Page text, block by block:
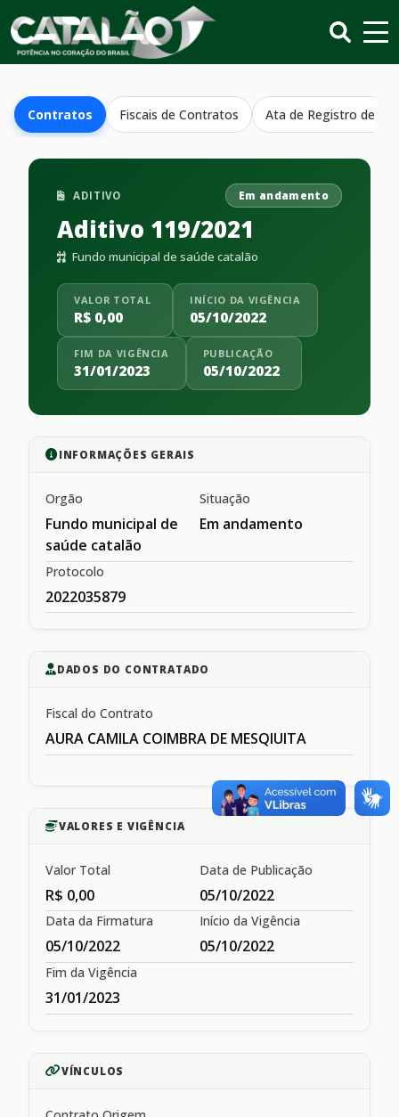
Contratos Fiscais de Contratos Ata de Registro de
ADITIVO Em andamento
Aditivo 119/2021
Fundo municipal de saúde catalão
VALOR TOTAL
R$ 0,00
INÍCIO DA VIGÊNCIA
05/10/2022
FIM DA VIGÊNCIA
31/01/2023
PUBLICAÇÃO
05/10/2022
INFORMAÇÕES GERAIS
Orgão
Fundo municipal de
saúde catalão
Situação
Em andamento
Protocolo
2022035879
DADOS DO CONTRATADO
Fiscal do Contrato
AURA CAMILA COIMBRA DE MESQIUITA
VALORES E VIGÊNCIA
Valor Total
R$ 0,00
Data de Publicação
05/10/2022
Data da Firmatura
05/10/2022
Início da Vigência
05/10/2022
Fim da Vigência
31/01/2023
VÍNCULOS